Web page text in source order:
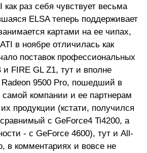
раз себя чувствует весьма
ELSA теперь поддерживает
картами на ее чипах,
в ноябре отличилась как
поставок профессиональных
и FIRE GL Z1, тут и вполне
Radeon 9500 Pro, пошедший в
самой компании и ее партнерам
продукции (кстати, получился
с GeForce4 Ti4200, а
- с GeForce 4600), тут и All-
в комментариях и вовсе не